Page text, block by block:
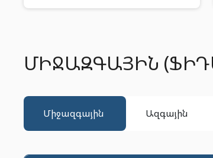
ՄԻՋԱԶԳԱՅԻՆ
միջազգային ազգային